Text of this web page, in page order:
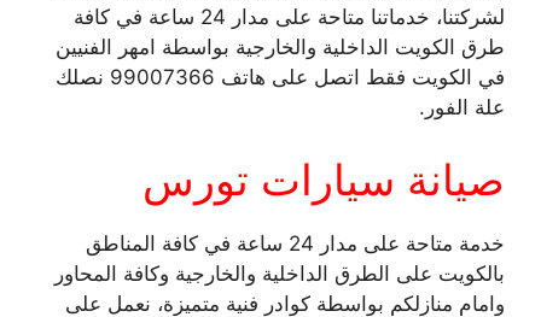
لشركتنا، خدماتنا متاحة على مدار 24 ساعة في كافة
طرق الكويت الداخلية والخارجية بواسطة امهر الفنيين
في الكويت فقط اتصل على هاتف 99007366 نصلك
علة الفور.
صيانة سيارات تورس
خدمة متاحة على مدار 24 ساعة في كافة المناطق
بالكويت على الطرق الداخلية والخارجية وكافة المحاور
وامام منازلكم بواسطة كوادر فنية متميزة، نعمل على